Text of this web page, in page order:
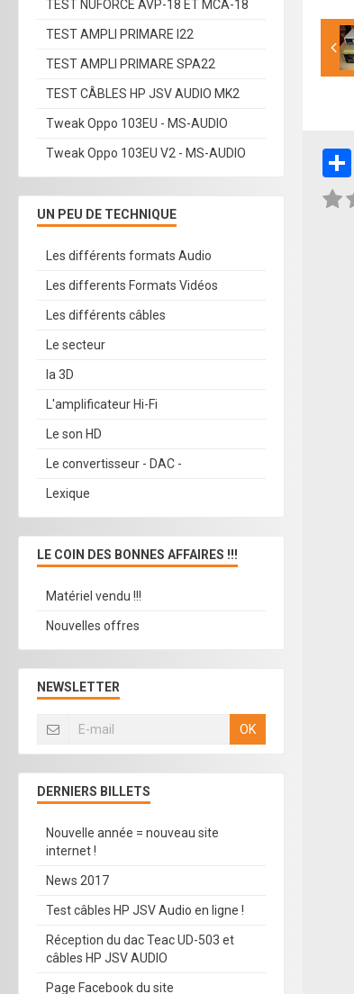
TEST NUFORCE AVP-18 ET MCA-18
TEST AMPLI PRIMARE I22
TEST AMPLI PRIMARE SPA22
TEST CÂBLES HP JSV AUDIO MK2
Tweak Oppo 103EU - MS-AUDIO
Tweak Oppo 103EU V2 - MS-AUDIO
UN PEU DE TECHNIQUE
Les différents formats Audio
Les differents Formats Vidéos
Les différents câbles
Le secteur
la 3D
L'amplificateur Hi-Fi
Le son HD
Le convertisseur - DAC -
Lexique
LE COIN DES BONNES AFFAIRES !!!
Matériel vendu !!!
Nouvelles offres
NEWSLETTER
OK
DERNIERS BILLETS
Nouvelle année = nouveau site
internet !
News 2017
Test câbles HP JSV Audio en ligne !
Réception du dac Teac UD-503 et
câbles HP JSV AUDIO
Page Facebook du site